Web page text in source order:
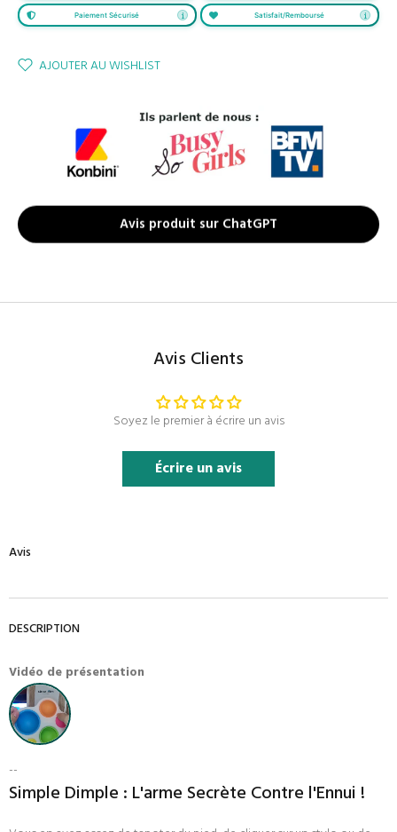
Paiement Sécurisé Satisfait/Remboursé
AJOUTER AU WISHLIST
Avis produit sur ChatGPT
Avis Clients
Soyez le premier à écrire un avis
Écrire un avis
Avis
DESCRIPTION
Vidéo de présentation
--
Simple Dimple : L'arme Secrète Contre l'Ennui !